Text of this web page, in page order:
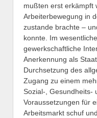
mußten erst erkämpft
Arbeiterbewegung in
zustande brachte –
konnte. Im
gewerkschaftliche
Anerkennung als
Durchsetzung des
Zugang zu einem
Sozial-, Gesundheits-
Voraussetzungen für
Arbeitsmarkt schuf